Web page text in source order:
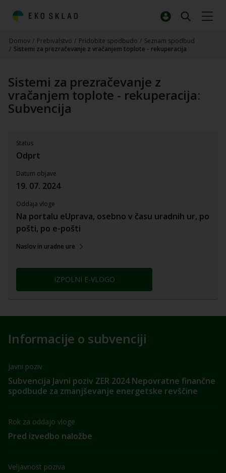
Domov / Prebivalstvo / Pridobite spodbudo / Seznam spodbud
/ Sistemi za prezračevanje z vračanjem toplote - rekuperacija
Sistemi za prezračevanje z
vračanjem toplote - rekuperacija:
Subvencija
Informacije o subvenciji
Javni poziv
Subvencija Javni poziv ZER 2024 Nepovratne finančne
spodbude za zmanjševanje energetske revščine
Rok za oddajo vloge
Pred izvedbo naložbe
Veljavnost poziva
Status
Odprt
Datum objave
19. 07. 2024
Oddaja vloge
Na portalu eUprava, osebno v času uradnih ur, po
pošti, po e-pošti
Naslov in uradne ure
IZPOLNI E-VLOGO